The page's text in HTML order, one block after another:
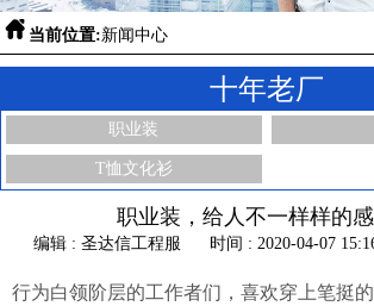
 当前位置:新闻中心
十年老厂
职业装
T恤文化衫
职业装，给人不一样样的感
编辑 : 圣达信工程服 时间 : 2020-04-07
行为白领阶层的工作者们，喜欢穿上笔挺